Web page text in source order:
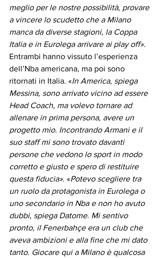
meglio per le nostre possibilità, provare
a vincere lo scudetto che a Milano
manca da diverse stagioni, la Coppa
Italia e in Eurolega arrivare ai play off».
Entrambi hanno vissuto l’esperienza
dell’Nba americana, ma poi sono
ritornati in Italia. «In America, spiega
Messina, sono arrivato vicino ad essere
Head Coach, ma volevo tornare ad
allenare in prima persona, avere un
progetto mio. Incontrando Armani e il
suo staff mi sono trovato davanti
persone che vedono lo sport in modo
corretto e giusto e spero di restituire
questa fiducia». «Potevo scegliere tra
un ruolo da protagonista in Eurolega o
uno secondario in Nba e non ho avuto
dubbi, spiega Datome. Mi sentivo
pronto, il Fenerbahçe era un club che
aveva ambizioni e alla fine che mi dato
tanto. Giocare qui a Milano è qualcosa